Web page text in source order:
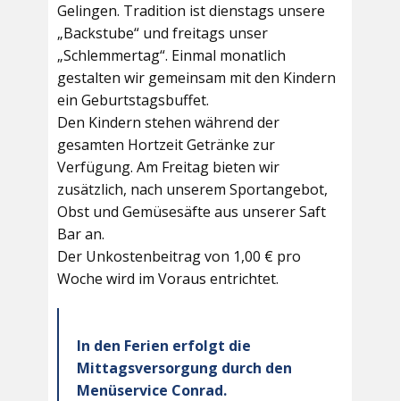
Gelingen. Tradition ist dienstags unsere
„Backstube“ und freitags unser
„Schlemmertag“. Einmal monatlich
gestalten wir gemeinsam mit den Kindern
ein Geburtstagsbuffet.
Den Kindern stehen während der
gesamten Hortzeit Getränke zur
Verfügung. Am Freitag bieten wir
zusätzlich, nach unserem Sportangebot,
Obst und Gemüsesäfte aus unserer Saft
Bar an.
Der Unkostenbeitrag von 1,00 € pro
Woche wird im Voraus entrichtet.
In den Ferien erfolgt die
Mittagsversorgung durch den
Menüservice Conrad.